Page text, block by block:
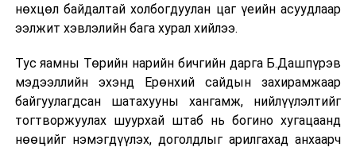
нөхцөл байдалтай холбогдуулан цаг үеийн асуудлаар
ээлжит хэвлэлийн бага хурал хийлээ.
Тус яамны Төрийн нарийн бичгийн дарга Б.Дашпүрэв
мэдээллийн эхэнд Ерөнхий сайдын захирамжаар
байгуулагдсан шатахууны хангамж, нийлүүлэлтийг
тогтворжуулах шуурхай штаб нь богино хугацаанд
нөөцийг нэмэгдүүлэх, доголдлыг арилгахад анхаарч